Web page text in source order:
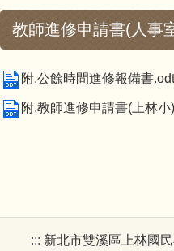
教師進修申請書(人事
附.公餘時間進修報備書.odt
附.教師進修申請書(上林小
::: 新北市雙溪區上林國